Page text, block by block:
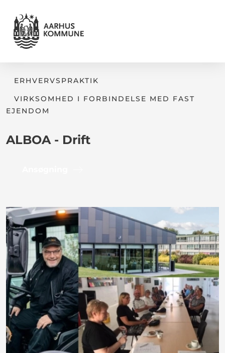
ERHVERVSPRAKTIK
VIRKSOMHED I FORBINDELSE MED FAST
EJENDOM
ALBOA - Drift